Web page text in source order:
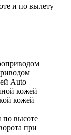
и по вылету
Auto
кожей
кожей
по высоте
при